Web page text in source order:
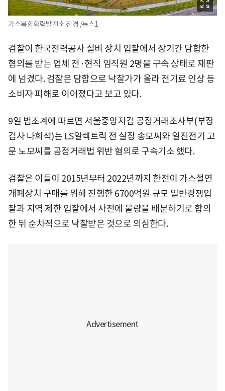
가스복합화력발전소 전경 /뉴스1
검찰이 한국전력공사 설비 장치 입찰에서 장기간 담합한
혐의를 받는 업체 전·현직 임직원 2명을 구속 상태로 재판
에 넘겼다. 검찰은 담합으로 낙찰가가 올라 전기료 인상 등
소비자 피해로 이어졌다고 보고 있다.
9일 법조계에 따르면 서울중앙지검 공정거래조사부(부장
검사 나희석)는 LS일렉트릭 전 실장 송모씨와 일진전기 고
문 노모씨를 공정거래법 위반 혐의로 구속기소 했다.
검찰은 이들이 2015년부터 2022년까지 한전이 가스절연
개폐장치 구매를 위해 진행한 6700억원 규모 일반경쟁입
찰과 지역 제한 입찰에서 사전에 물량을 배분하기로 합의
한 뒤 순차적으로 낙찰받은 것으로 의심한다.